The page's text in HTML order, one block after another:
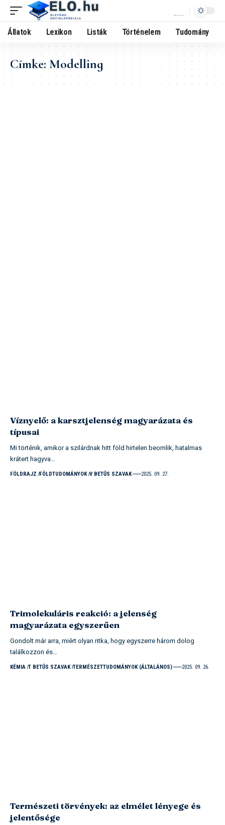
Állatok Lexikon Listák Történelem Tudomány
Címke:Modelling
Víznyelő: a karsztjelenség magyarázata és
típusai
Mi történik, amikor a szilárdnak hitt föld hirtelen beomlik, hatalmas
krátert hagyva…
FÖLDRAJZ FÖLDTUDOMÁNYOK V BETŰS SZAVAK 2025. 09. 27.
Trimolekuláris reakció: a jelenség
magyarázata egyszerűen
Gondolt már arra, miért olyan ritka, hogy egyszerre három dolog
találkozzon és…
KÉMIA T BETŰS SZAVAK TERMÉSZETTUDOMÁNYOK (ÁLTALÁNOS) 2025. 09. 26.
Természeti törvények: az elmélet lényege és
jelentősége